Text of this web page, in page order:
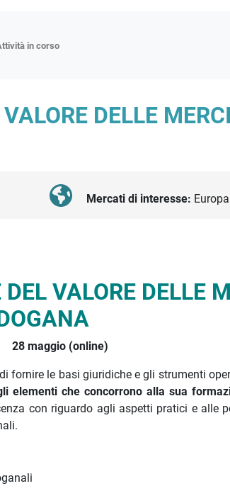
in corso
Focus settoriali
DELLE
Mercati di interesse:
VALORE DELLE
28 maggio (online)
fornire le basi giuridiche e gli strumenti
elementi che concorrono alla sua
con riguardo agli aspetti pratici e alle